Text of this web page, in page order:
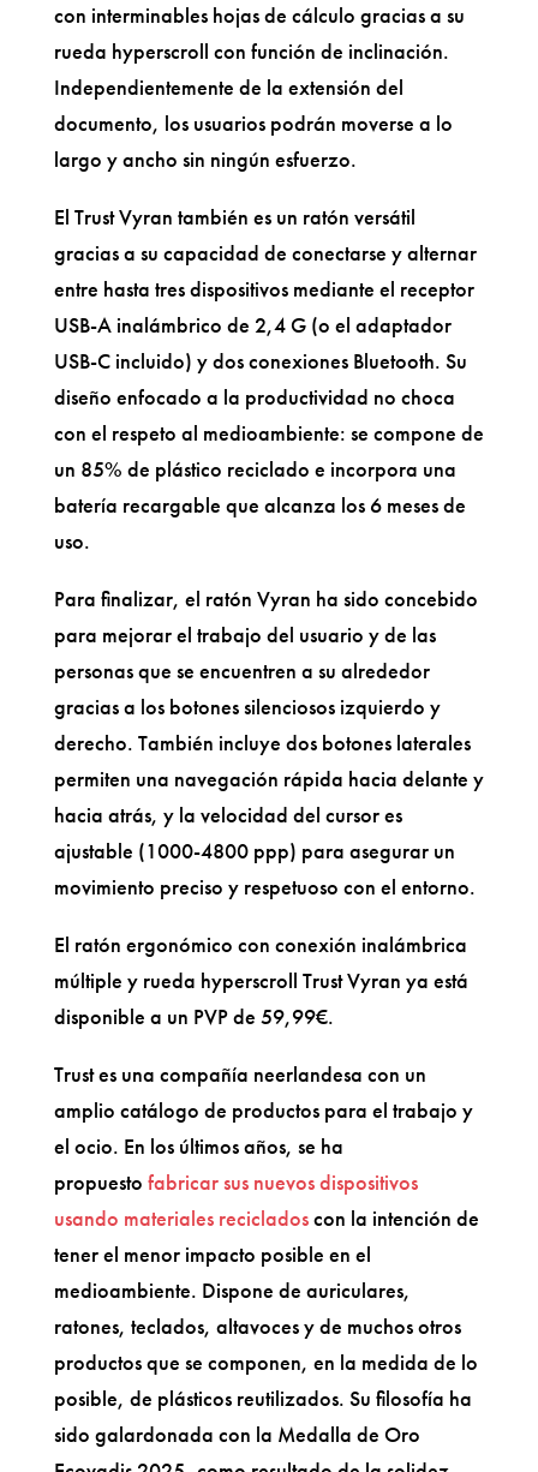
con interminables hojas de cálculo gracias a su
rueda hyperscroll con función de inclinación.
Independientemente de la extensión del
documento, los usuarios podrán moverse a lo
largo y ancho sin ningún esfuerzo.
El Trust Vyran también es un ratón versátil
gracias a su capacidad de conectarse y alternar
entre hasta tres dispositivos mediante el receptor
USB-A inalámbrico de 2,4 G (o el adaptador
USB-C incluido) y dos conexiones Bluetooth. Su
diseño enfocado a la productividad no choca
con el respeto al medioambiente: se compone de
un 85% de plástico reciclado e incorpora una
batería recargable que alcanza los 6 meses de
uso.
Para finalizar, el ratón Vyran ha sido concebido
para mejorar el trabajo del usuario y de las
personas que se encuentren a su alrededor
gracias a los botones silenciosos izquierdo y
derecho. También incluye dos botones laterales
permiten una navegación rápida hacia delante y
hacia atrás, y la velocidad del cursor es
ajustable (1000-4800 ppp) para asegurar un
movimiento preciso y respetuoso con el entorno.
El ratón ergonómico con conexión inalámbrica
múltiple y rueda hyperscroll Trust Vyran ya está
disponible a un PVP de 59,99€.
Trust es una compañía neerlandesa con un
amplio catálogo de productos para el trabajo y
el ocio. En los últimos años, se ha
propuesto fabricar sus nuevos dispositivos
usando materiales recicladoscon la intención de
tener el menor impacto posible en el
medioambiente. Dispone de auriculares,
ratones, teclados, altavoces y de muchos otros
productos que se componen, en la medida de lo
posible, de plásticos reutilizados. Su filosofía ha
sido galardonada con la Medalla de Oro